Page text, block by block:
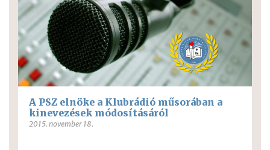
A PSZ elnöke a Klubrádió műsorában a
kinevezések módosításáról
2015. november 18.